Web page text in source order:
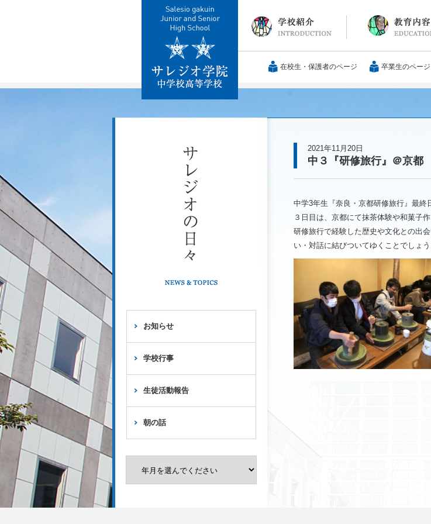
校長メッセージ
教育方針・沿革
施設紹介
交通アクセス 25歳の男づくり
カリキュラム
教科
国際交流
大学合格実績
在校生・保護者のページ 卒業生のページ
お知らせ
学校行事
生徒活動報告
朝の話
2021年11月20日
中３『研修旅行』＠京都
中学3年生『奈良・京都研修旅行』最終
３日目は、京都にて抹茶体験や和菓子
研修旅行で経験した歴史や文化との出
い・対話に結びついてゆくことでしょう